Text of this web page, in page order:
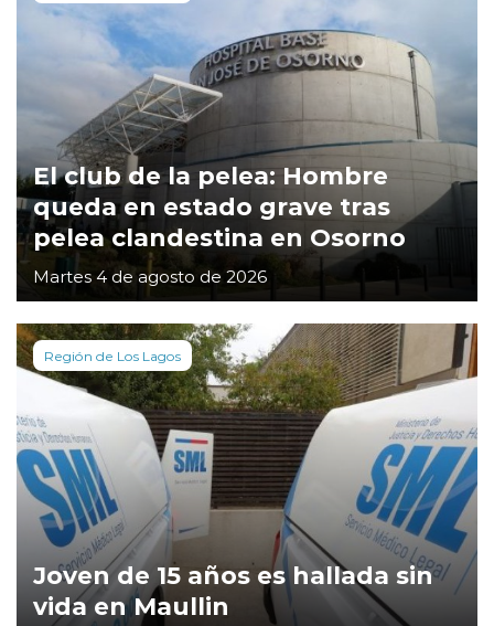
El club de la pelea: Hombre
queda en estado grave tras
pelea clandestina en Osorno
Martes 4 de agosto de 2026
Región de Los Lagos
Joven de 15 años es hallada sin
vida en Maullin